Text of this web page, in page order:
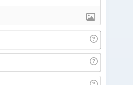
o
m
b
r
m